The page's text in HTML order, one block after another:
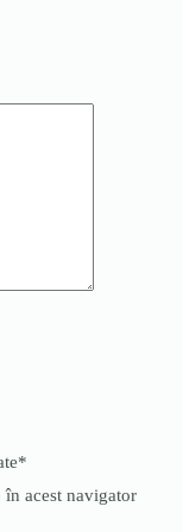
*
acest navigator